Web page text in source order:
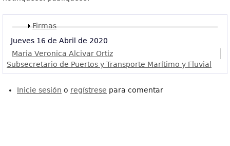
Mostrar
Firmas
Jueves 16 de Abril de 2020
Maria Veronica Alcivar Ortiz
Subsecretario de Puertos y Transporte Marítimo y Fluvial
Inicie sesión o regístrese para comentar